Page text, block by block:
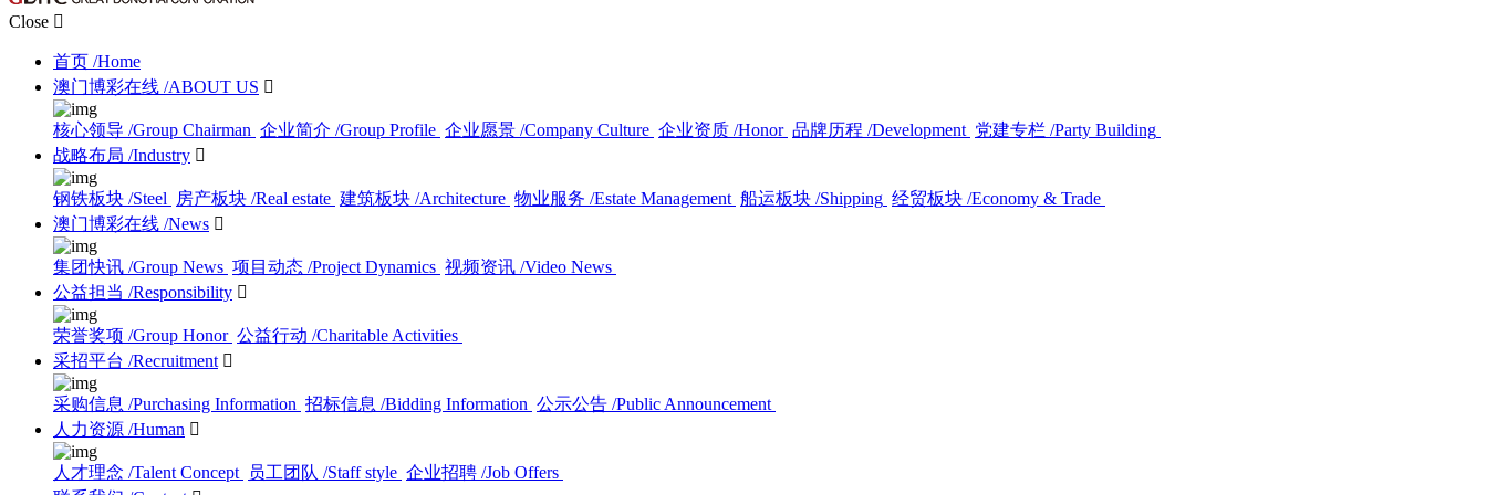
Close 
首页 /Home
澳门博彩在线 /ABOUT US 
核心领导 /Group Chairman 企业简介 /Group Profile 企业愿景 /Company Culture 企业资质 /Honor 品牌历程 /Development 党建专栏 /Party Building
战略布局 /Industry 
钢铁板块 /Steel 房产板块 /Real estate 建筑板块 /Architecture 物业服务 /Estate Management 船运板块 /Shipping 经贸板块 /Economy & Trade
澳门博彩在线 /News 
集团快讯 /Group News 项目动态 /Project Dynamics 视频资讯 /Video News
公益担当 /Responsibility 
荣誉奖项 /Group Honor 公益行动 /Charitable Activities
采招平台 /Recruitment 
采购信息 /Purchasing Information 招标信息 /Bidding Information 公示公告 /Public Announcement
人力资源 /Human 
人才理念 /Talent Concept 员工团队 /Staff style 企业招聘 /Job Offers